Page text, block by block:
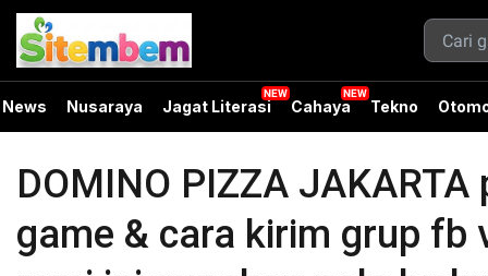
News Nusaraya Jagat Literasi Cahaya Tekno
DOMINO PIZZA
game & cara kirim grup fb